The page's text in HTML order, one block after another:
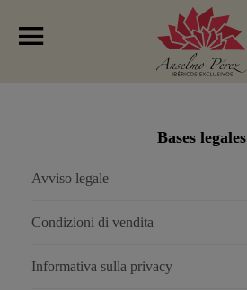
Bases legales
Avviso legale
Condizioni di vendita
Informativa sulla privacy